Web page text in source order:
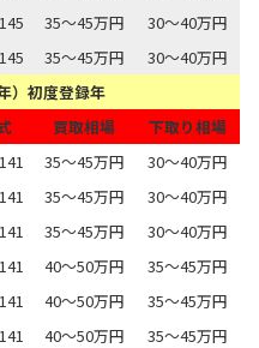
35～45万円
30～40万円
35～45万円
30～40万円
）初度登録年
買取相場
下取り相場
35～45万円
30～40万円
35～45万円
30～40万円
35～45万円
30～40万円
40～50万円
35～45万円
40～50万円
35～45万円
40～50万円
35～45万円